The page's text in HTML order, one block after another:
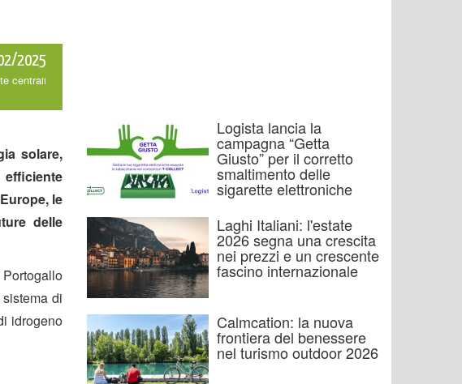
2025
centrali
solare,
le
delle
di
idrogeno
Logista lancia la
campagna “Getta
Giusto” per il corretto
smaltimento delle
sigarette elettroniche
Laghi Italiani: l'estate
2026 segna una crescita
nei prezzi e un crescente
fascino internazionale
Calmcation: la nuova
frontiera del benessere
nel turismo outdoor 2026